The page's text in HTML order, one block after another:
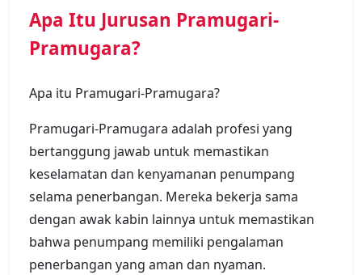
Apa Itu Jurusan Pramugari-
Pramugara?
Apa itu Pramugari-Pramugara?
Pramugari-Pramugara adalah profesi yang
bertanggung jawab untuk memastikan
keselamatan dan kenyamanan penumpang
selama penerbangan. Mereka bekerja sama
dengan awak kabin lainnya untuk memastikan
bahwa penumpang memiliki pengalaman
penerbangan yang aman dan nyaman.